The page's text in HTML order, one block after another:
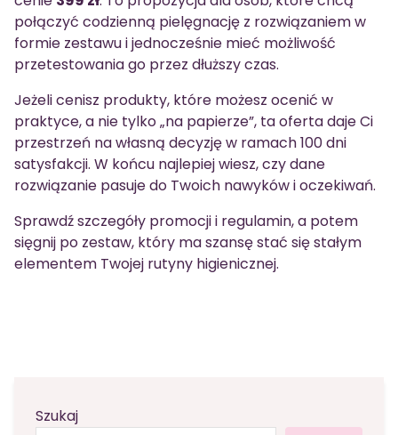
połączyć codzienną pielęgnację z rozwiązaniem w
formie zestawu i jednocześnie mieć możliwość
przetestowania go przez dłuższy czas.
Jeżeli cenisz produkty, które możesz ocenić w
praktyce, a nie tylko „na papierze”, ta oferta daje Ci
przestrzeń na własną decyzję w ramach 100 dni
satysfakcji. W końcu najlepiej wiesz, czy dane
rozwiązanie pasuje do Twoich nawyków i oczekiwań.
Sprawdź szczegóły promocji i regulamin, a potem
sięgnij po zestaw, który ma szansę stać się stałym
elementem Twojej rutyny higienicznej.
Szukaj